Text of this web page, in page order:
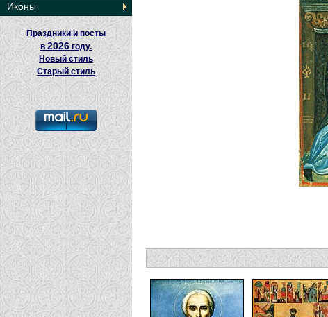
Иконы
Праздники и посты
в2026 году.
Новый стиль
Старый стиль